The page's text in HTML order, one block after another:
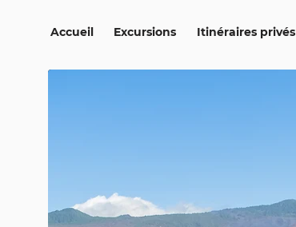
Accueil Excursions Itinéraires privés